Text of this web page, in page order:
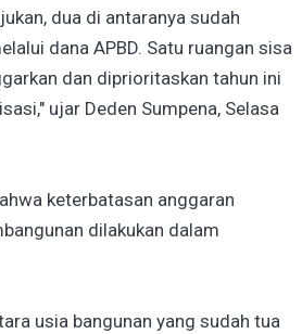
dua di antaranya sudah
dana APBD. Satu ruangan sisa
dan diprioritaskan tahun ini
ujar Deden Sumpena, Selasa
keterbatasan anggaran
dilakukan dalam
usia bangunan yang sudah tua